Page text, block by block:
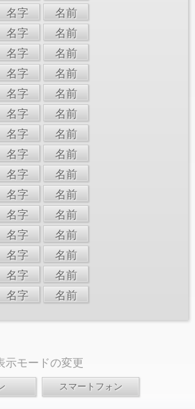
名字 名前
名字 名前
名字 名前
名字 名前
名字 名前
名字 名前
名字 名前
名字 名前
名字 名前
名字 名前
名字 名前
名字 名前
名字 名前
名字 名前
名字 名前
示モードの変更